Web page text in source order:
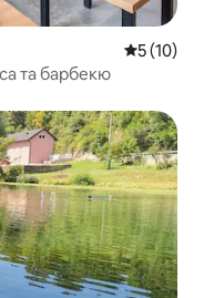
Середня
5 (10)
та барбекю